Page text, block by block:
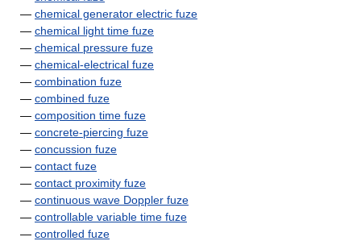
— chemical generator electric fuze
— chemical light time fuze
— chemical pressure fuze
— chemical-electrical fuze
— combination fuze
— combined fuze
— composition time fuze
— concrete-piercing fuze
— concussion fuze
— contact fuze
— contact proximity fuze
— continuous wave Doppler fuze
— controllable variable time fuze
— controlled fuze